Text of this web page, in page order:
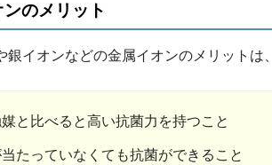
のメリット
銀イオンなどの金属イオンのメリットは、
と比べると高い抗菌力を持つこと
たっていなくても抗菌ができること